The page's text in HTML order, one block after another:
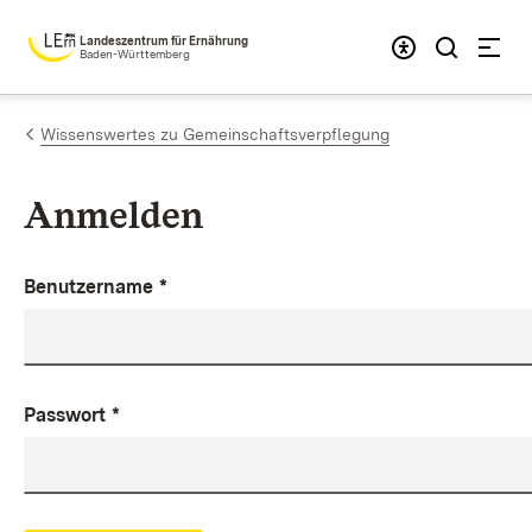
Zum Inhalt springen
Landeszentrum für Ernährung
Baden-Württemberg
Wissenswertes zu Gemeinschaftsverpflegung
Anmelden
Benutzername *
Passwort *